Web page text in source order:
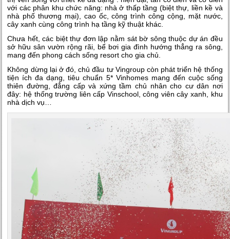
với các phân khu chức năng: nhà ở thấp tầng (biệt thự, liền kề và
nhà phố thương mại), cao ốc, công trình công cộng, mặt nước,
cây xanh cùng công trình hạ tầng kỹ thuật khác.
Chưa hết, các biệt thự đơn lập nằm sát bờ sông thuộc dự án đều
sở hữu sân vườn rộng rãi, bể bơi gia đình hướng thẳng ra sông,
mang đến phong cách sống resort cho gia chủ.
Không dừng lại ở đó, chủ đầu tư Vingroup còn phát triển hệ thống
tiện ích đa dạng, tiêu chuẩn 5* Vinhomes mang đến cuộc sống
thiên đường, đẳng cấp và xứng tầm chủ nhân cho cư dân nơi
đây: hệ thống trường liên cấp Vinschool, công viên cây xanh, khu
nhà dịch vụ…